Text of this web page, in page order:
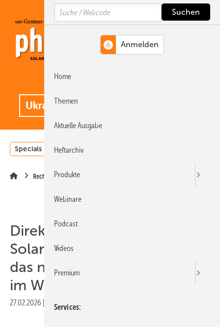
Hauptinhalt
Hauptmenü
SiteSearch
Specials Einstrahlungsatlas
Recht
Direktvertrieb von
Solarstrom: PV Austria erklärt
das neue Geschäftsmodell
im Webinar
27.02.2026 Druckvorschau
Search
Home
Themen
Aktuelle Ausgabe
Heftarchiv
Produkte
Webinare
Podcast
Videos
Premium
Services